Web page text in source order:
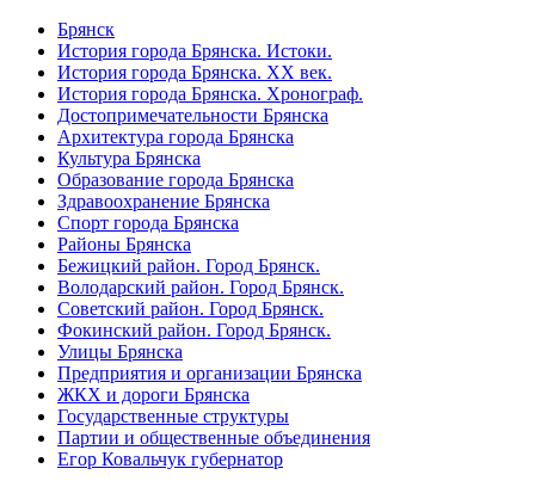
Брянск
История города Брянска. Истоки.
История города Брянска. XX век.
История города Брянска. Хронограф.
Достопримечательности Брянска
Архитектура города Брянска
Культура Брянска
Образование города Брянска
Здравоохранение Брянска
Спорт города Брянска
Районы Брянска
Бежицкий район. Город Брянск.
Володарский район. Город Брянск.
Советский район. Город Брянск.
Фокинский район. Город Брянск.
Улицы Брянска
Предприятия и организации Брянска
ЖКХ и дороги Брянска
Государственные структуры
Партии и общественные объединения
Егор Ковальчук губернатор